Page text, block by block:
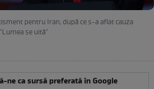
pentru Iran, după ce s-a aflat cauza
se uită"
ne ca sursă preferată în Google